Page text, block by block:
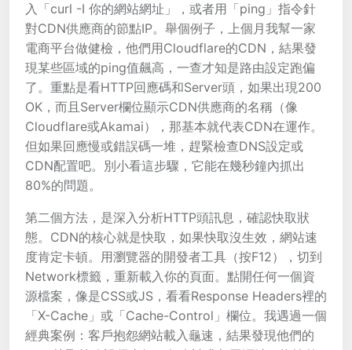
入「curl -I 你的網站網址」，或者用「ping」指令針
對CDN供應商的節點IP。舉個例子，上個月我幫一家
電商平台做健檢，他們用Cloudflare的CDN，結果發
現某些區域的ping值飆高，一查才知是路由設定跑偏
了。重點是看HTTP回應碼和Server頭，如果出現200
OK，而且Server欄位顯示CDN供應商的名稱（像
Cloudflare或Akamai），那基本就代表CDN在運作。
但如果回應慢或錯誤碼一堆，趕緊檢查DNS設定或
CDN配置吧。別小看這步驟，它能在幾秒鐘內抓出
80%的問題。
第二個方法，是深入分析HTTP頭訊息，確認快取狀
態。CDN的核心就是快取，如果快取沒生效，網站速
度肯定卡頓。用瀏覽器的開發者工具（按F12），切到
Network標籤，重新載入你的頁面。點開任何一個資
源檔案，像是CSS或JS，看看Response Headers裡的
「X-Cache」或「Cache-Control」欄位。我遇過一個
經典案例：客戶抱怨網站載入龜速，結果發現他們的